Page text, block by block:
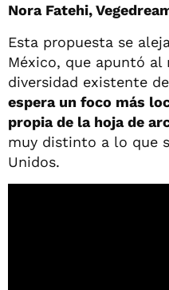
Nora Fatehi,
Esta propuesta se
México, que apuntó
diversidad existente
espera un foco más
propia de la hoja de
muy distinto a lo que
Unidos.